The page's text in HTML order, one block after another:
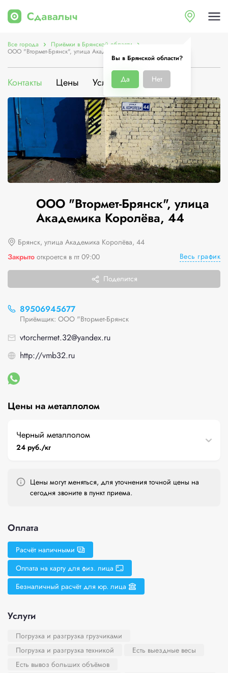
Вы в Брянской области?
Да Нет
Все города Приёмки в Брянской области
ООО "Втормет-Брянск", улица Академика Королёва, 44
Контакты Цены Услуги О компании
ООО "Втормет-Брянск", улица
Академика Королёва, 44
Брянск, улица Академика Королёва, 44
Закрыто откроется в пт 09:00 Весь график
Поделится
89506945677
Приёмщик: ООО "Втормет-Брянск
vtorchermet.32@yandex.ru
http://vmb32.ru
Цены на металлолом
Черный металлолом
24 руб./кг
Цены могут меняться, для уточнения точной цены на
сегодня звоните в пункт приема.
Оплата
Расчёт наличными
Оплата на карту для физ. лица
Безналичный расчёт для юр. лица
Услуги
Погрузка и разгрузка грузчиками
Погрузка и разгрузка техникой
Есть выездные весы
Есть вывоз больших объёмов